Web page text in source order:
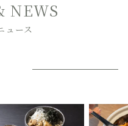
NEWS
ュース